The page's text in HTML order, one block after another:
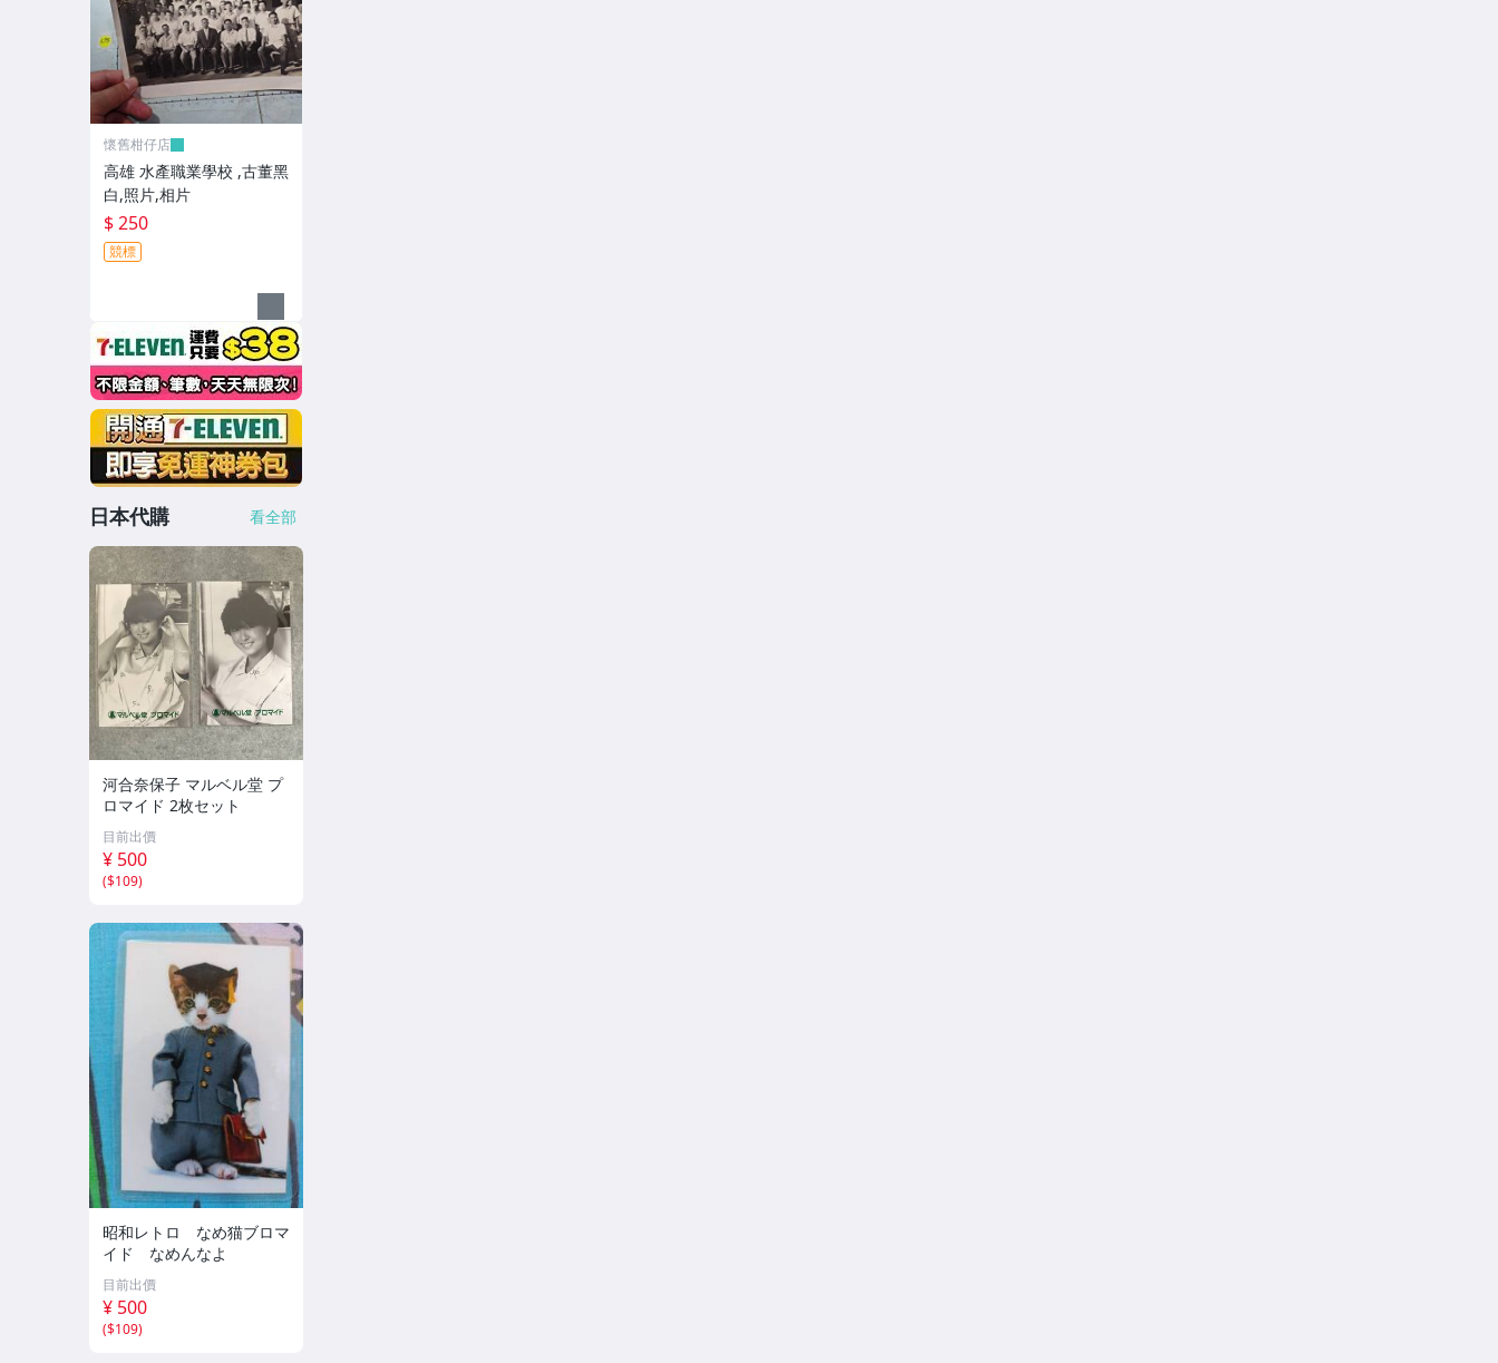
懷舊柑仔店
高雄 水產職業學校 ,古董黑
白,照片,相片
$ 250
競標
日本代購 看全部
河合奈保子 マルベル堂 プ
ロマイド 2枚セット
目前出價
¥ 500
($109)
昭和レトロ なめ猫ブロマ
イド なめんなよ
目前出價
¥ 500
($109)